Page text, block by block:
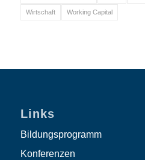
Wirtschaft Working Capital
Links
Bildungsprogramm
Konferenzen